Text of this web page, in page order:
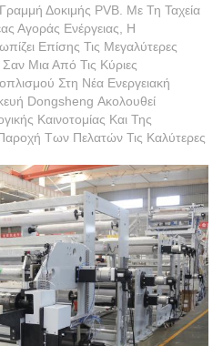
Δοκιμής PVB. Με Τη Ταχεία
Αγοράς Ενέργειας, Η
Επίσης Τις Μεγαλύτερες
Σαν Μια Από Τις Κύριες
Στη Νέα Ενεργειακή
Dongsheng Ακολουθεί
Καινοτομίας Και Της
Των Πελατών Τις Καλύτερες